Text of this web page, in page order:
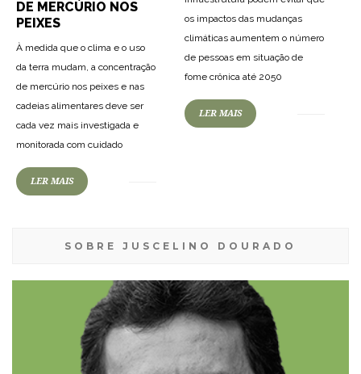
os impactos das mudanças
climáticas aumentem o número
de pessoas em situação de
fome crônica até 2050
LER MAIS
DE MERCÚRIO NOS
PEIXES
À medida que o clima e o uso
da terra mudam, a concentração
de mercúrio nos peixes e nas
cadeias alimentares deve ser
cada vez mais investigada e
monitorada com cuidado
LER MAIS
SOBRE JUSCELINO DOURADO